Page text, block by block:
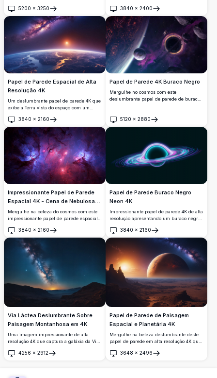
atmosfera terrestre. Apresenta nuvens
cósmicas vibrantes em tons roxos e azuis
com brilhantes efeitos de iluminação
celestial, criando uma cena espacial épica
perfeita para fundos de desktop.
5200 × 3250
Abrir
Apresentando linhas fluidas elegantes que
espiralam na escuridão, este design
minimalista captura perfeitamente a
atração gravitacional e a beleza misteriosa
do espaço, ideal para desktops e telas
modernas.
3840 × 2400
Abrir
Papel de Parede Espacial de Alta
Resolução 4K
Um deslumbrante papel de parede 4K que
exibe a Terra vista do espaço com um
captura o nascer do sol sobre o planeta,
destacando continentes e oceanos em
detalhes vívidos. Perfeito para fundos de
desktop ou móveis, oferece uma visão
impressionante do nosso mundo e do
cosmos.
3840 × 2160
Abrir
Papel de Parede 4K Buraco Negro
Mergulhe no cosmos com este
deslumbrante papel de parede de buraco
dramático cercado por corpos celestes,
nebulosas brilhantes e um astronauta
cósmicas de tirar o fôlego para suas telas
de desktop ou dispositivos móveis.
5120 × 2880
Abrir
Impressionante Papel de Parede
Espacial 4K - Cena de Nebulosa
Cósmica
Mergulhe na beleza do cosmos com este
impressionante papel de parede espacial
com redemoinhos em tons de roxo, azul e
vermelho, esta imagem de alta resolução
captura as profundezas inspiradoras do
espaço. Perfeito como fundo de tela para
desktop ou celular, exibe detalhes
cósmicos intrincados, tornando-o uma
escolha ideal para entusiastas do espaço e
colecionadores de papéis de parede.
3840 × 2160
Abrir
Papel de Parede Buraco Negro
Neon 4K
Impressionante papel de parede 4K de alta
resolução apresentando um buraco negro
vibrantes em ciano, rosa e roxo. Este
design cósmico traz elegância celestial
para qualquer tela de desktop ou móvel,
perfeito para amantes do espaço que
buscam um fundo moderno e atraente
com detalhes de qualidade premium.
3840 × 2160
Abrir
Via Láctea Deslumbrante Sobre
Paisagem Montanhosa em 4K
Uma imagem impressionante de alta
resolução 4K que captura a galáxia da Via
estendendo-se por um céu noturno claro.
ondulantes e um horizonte brilhante ao
4256 × 2912
Abrir
Papel de Parede de Paisagem
Espacial e Planetária 4K
Mergulhe na beleza deslumbrante deste
papel de parede em alta resolução 4K que
planetária impressionante. Testemunhe as
3648 × 2496
Abrir